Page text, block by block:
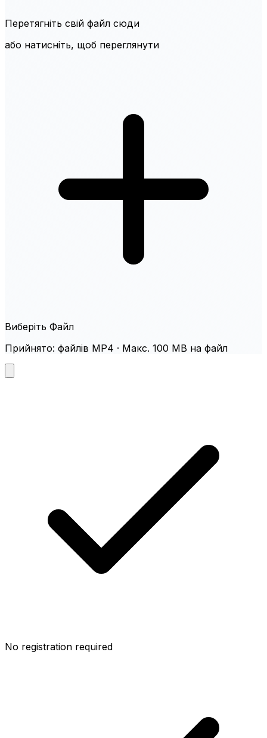
Перетягніть свій файл сюди
або натисніть, щоб переглянути
Виберіть Файл
Прийнято: файлів MP4 · Макс. 100 MB на файл
No registration required